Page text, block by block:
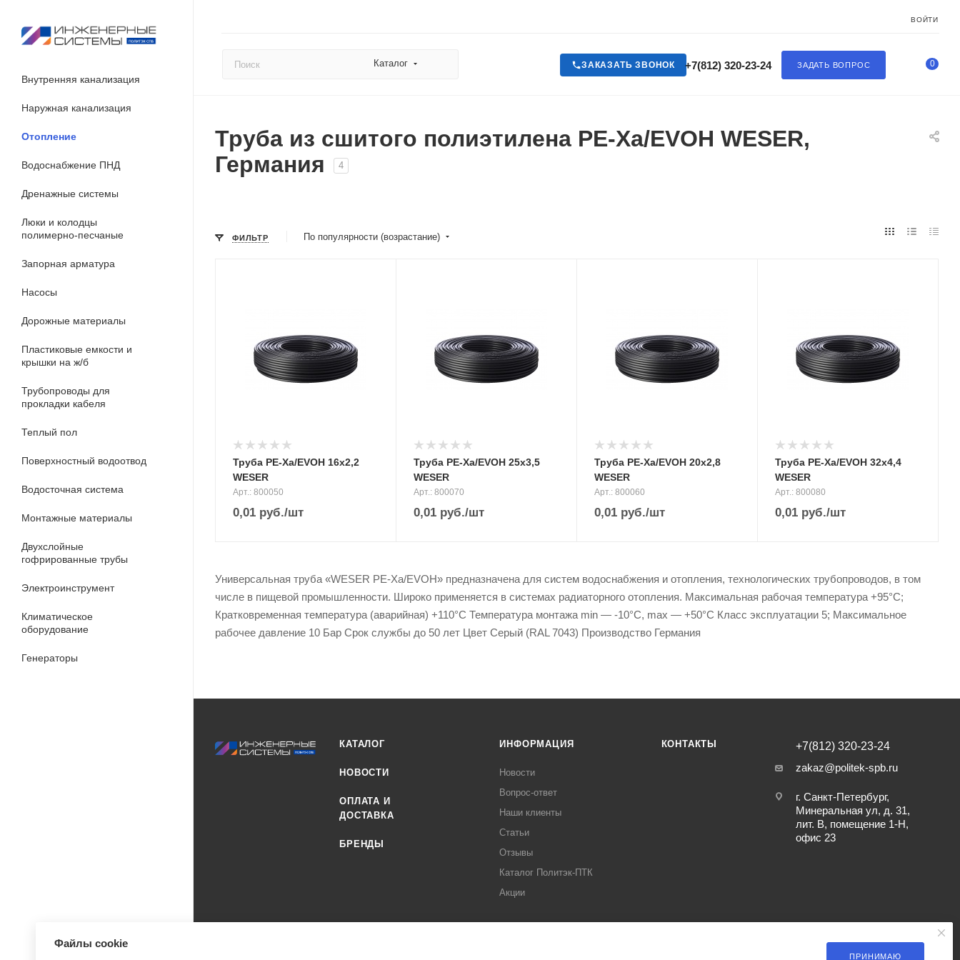
ВОЙТИ
Каталог ЗАДАТЬ ВОПРОС
+7(812) 320-23-24
ЗАКАЗАТЬ ЗВОНОК 0
Внутренняя канализация
Наружная канализация
Отопление
Водоснабжение ПНД
Дренажные системы
Люки и колодцы
полимерно-песчаные
Запорная арматура
Насосы
Дорожные материалы
Пластиковые емкости и
крышки на ж/б
Трубопроводы для
прокладки кабеля
Теплый пол
Поверхностный водоотвод
Водосточная система
Монтажные материалы
Двухслойные
гофрированные трубы
Электроинструмент
Климатическое
оборудование
Генераторы
Труба из сшитого полиэтилена PE-Xa/EVOH WESER,
Германия
4
ФИЛЬТР По популярности (возрастание)
Труба PE-Xa/EVOH 16х2,2
WESER
Арт.: 800050
0,01 руб./шт
Труба PE-Xa/EVOH 25х3,5
WESER
Арт.: 800070
0,01 руб./шт
Труба PE-Xa/EVOH 20х2,8
WESER
Арт.: 800060
0,01 руб./шт
Труба PE-Xa/EVOH 32х4,4
WESER
Арт.: 800080
0,01 руб./шт
Универсальная труба «WESER PE-Xa/EVOH» предназначена для систем водоснабжения и отопления, технологических трубопроводов, в том
числе в пищевой промышленности. Широко применяется в системах радиаторного отопления. Максимальная рабочая температура +95°C;
Кратковременная температура (аварийная) +110°C Температура монтажа min — -10°C, max — +50°C Класс эксплуатации 5; Максимальное
рабочее давление 10 Бар Срок службы до 50 лет Цвет Серый (RAL 7043) Производство Германия
КАТАЛОГ
НОВОСТИ
ОПЛАТА И
ДОСТАВКА
БРЕНДЫ
ИНФОРМАЦИЯ
Новости
Вопрос-ответ
Наши клиенты
Статьи
Отзывы
Каталог Политэк-ПТК
Акции
КОНТАКТЫ
+7(812) 320-23-24
zakaz@politek-spb.ru
г. Санкт-Петербург,
Минеральная ул, д. 31,
лит. В, помещение 1-Н,
офис 23
Файлы cookie
ПРИНИМАЮ